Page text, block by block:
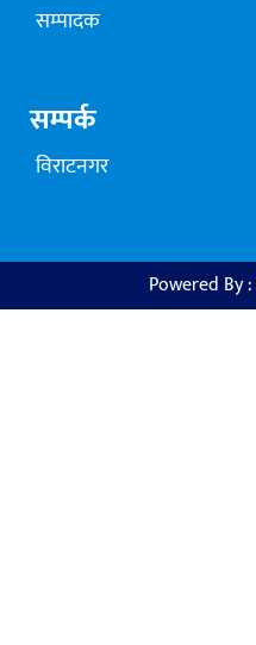
सम्पादक
सम्पर्क
विराटनगर
Powered By :